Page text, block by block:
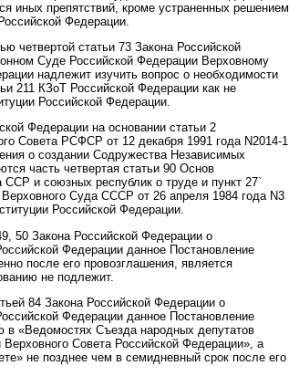
иных препятствий, кроме устраненных решением
Федерации.
четвертой статьи 73 Закона Российской
Суде Российской Федерации Верховному
надлежит изучить вопрос о необходимости
211 КЗоТ Российской Федерации как не
Российской Федерации.
Федерации на основании статьи 2
Совета РСФСР от 12 декабря 1991 года N2014-1
о создании Содружества Независимых
часть четвертая статьи 90 Основ
ССР и союзных республик о труде и пункт 27`
Суда СССР от 26 апреля 1984 года N3
Российской Федерации.
50 Закона Российской Федерации о
Федерации данное Постановление
после его провозглашения, является
не подлежит.
84 Закона Российской Федерации о
Федерации данное Постановление
в «Ведомостях Съезда народных депутатов
Совета Российской Федерации», а
не позднее чем в семидневный срок после его